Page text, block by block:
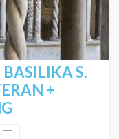
S.
+